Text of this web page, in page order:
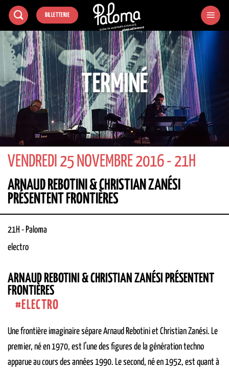
Passer
contenu
BILLETTERIE
TERMINÉ
VENDREDI 25 NOVEMBRE 2016 - 21H
ARNAUD REBOTINI & CHRISTIAN ZANÉSI
PRÉSENTENT FRONTIÈRES
21H - Paloma
electro
ARNAUD REBOTINI & CHRISTIAN ZANÉSI PRÉSENTENT
FRONTIÈRES
ELECTRO
Une frontière imaginaire sépare Arnaud Rebotini et Christian Zanési. Le
premier, né en 1970, est l’une des figures de la génération techno
apparue au cours des années 1990. Le second, né en 1952, est quant à